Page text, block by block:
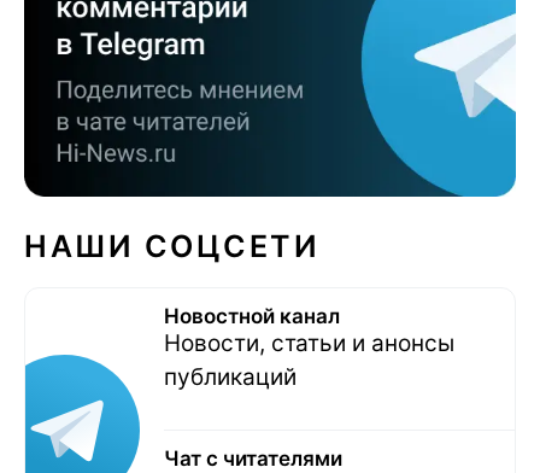
НАШИ СОЦСЕТИ
Новостной канал
Новости, статьи и анонсы
публикаций
Чат с читателями